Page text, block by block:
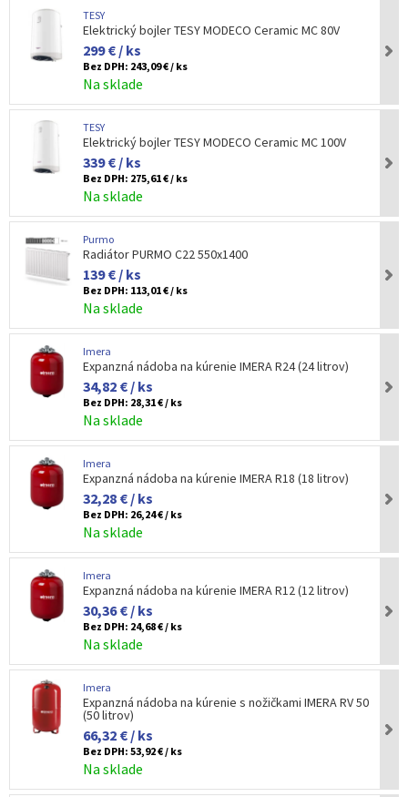
TESY
Elektrický bojler TESY MODECO Ceramic MC 80V
299 € / ks
Bez DPH: 243,09 € / ks
Na sklade
TESY
Elektrický bojler TESY MODECO Ceramic MC 100V
339 € / ks
Bez DPH: 275,61 € / ks
Na sklade
Purmo
Radiátor PURMO C22 550x1400
139 € / ks
Bez DPH: 113,01 € / ks
Na sklade
Imera
Expanzná nádoba na kúrenie IMERA R24 (24 litrov)
34,82 € / ks
Bez DPH: 28,31 € / ks
Na sklade
Imera
Expanzná nádoba na kúrenie IMERA R18 (18 litrov)
32,28 € / ks
Bez DPH: 26,24 € / ks
Na sklade
Imera
Expanzná nádoba na kúrenie IMERA R12 (12 litrov)
30,36 € / ks
Bez DPH: 24,68 € / ks
Na sklade
Imera
Expanzná nádoba na kúrenie s nožičkami IMERA RV 50
(50 litrov)
66,32 € / ks
Bez DPH: 53,92 € / ks
Na sklade